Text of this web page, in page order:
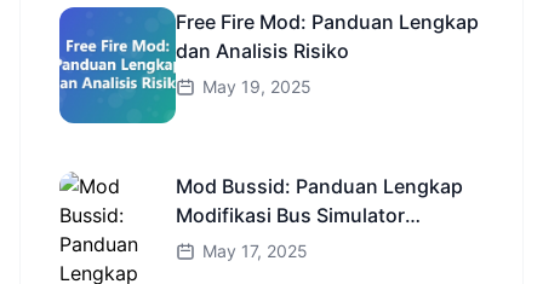
Free Fire Mod: Panduan Lengkap
dan Analisis Risiko
May 19, 2025
Mod Bussid: Panduan Lengkap
Modifikasi Bus Simulator
Indonesia
May 17, 2025